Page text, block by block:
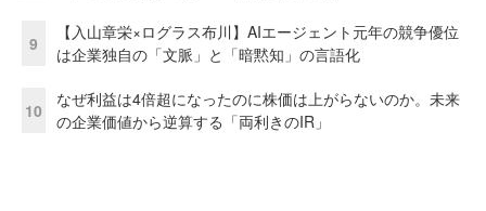
9
【入山章栄×ログラス布川】AIエージェント元年の競争優位
は企業独自の「文脈」と「暗黙知」の言語化
10
なぜ利益は4倍超になったのに株価は上がらないのか。未来
の企業価値から逆算する「両利きのIR」